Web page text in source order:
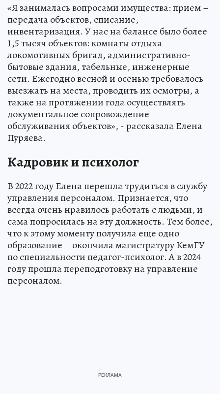
«Я занималась вопросами имущества: прием –
передача объектов, списание,
инвентаризация. У нас на балансе было более
1,5 тысяч объектов: комнаты отдыха
локомотивных бригад, административно-
бытовые здания, табельные, инженерные
сети. Ежегодно весной и осенью требовалось
выезжать на места, проводить их осмотры, а
также на протяжении года осуществлять
документальное сопровождение
обслуживания объектов», - рассказала Елена
Пуряева.
Кадровик и психолог
В 2022 году Елена перешла трудиться в службу
управления персоналом. Признается, что
всегда очень нравилось работать с людьми, и
сама попросилась на эту должность. Тем более,
что к этому моменту получила еще одно
образование – окончила магистратуру КемГУ
по специальности педагог-психолог. А в 2024
году прошла переподготовку на управление
персоналом.